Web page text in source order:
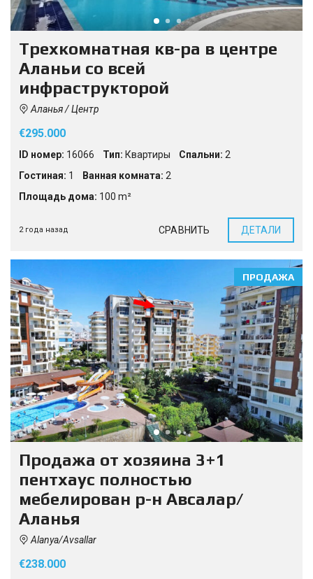
Трехкомнатная кв-ра в центре
Аланьи со всей
инфраструкторой
Аланья / Центр
€295.000
ID номер: 16066 Тип: Квартиры Спальни: 2
Гостиная: 1 Ванная комната: 2
Площадь дома: 100 m²
2 года назад СРАВНИТЬ ДЕТАЛИ
ПРОДАЖА
Продажа от хозяина 3+1
пентхаус полностью
мебелирован р-н Авсалар/
Аланья
Alanya/Avsallar
€238.000